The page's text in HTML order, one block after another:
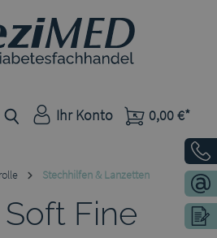
Ihr Konto 0,00 €*
Stechhilfen & Lanzetten
Fine